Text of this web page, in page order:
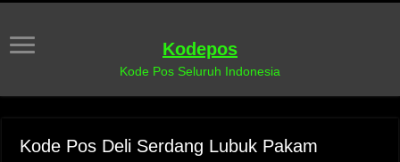
Kodepos
Kode Pos Seluruh Indonesia
Kode Pos Deli Serdang Lubuk Pakam